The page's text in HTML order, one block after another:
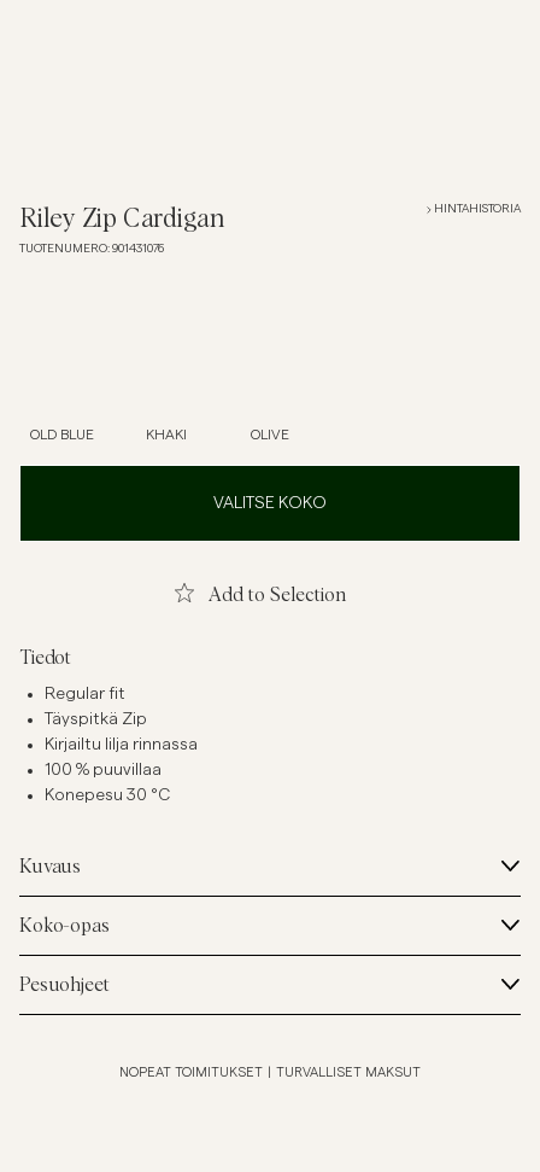
Paidat
T-paidat
AlusvaatteetAlusvaatteet
Riley Zip Cardigan
TUOTENUMERO: 901431076
HINTAHISTORIA
OLD BLUE KHAKI OLIVE
VALITSE KOKO
Add to Selection
Tiedot
Regular fit
Täyspitkä Zip
Kirjailtu lilja rinnassa
100 % puuvillaa
Konepesu 30 °C
Kuvaus
Koko-opas
Pesuohjeet
NOPEAT TOIMITUKSET TURVALLISET MAKSUT